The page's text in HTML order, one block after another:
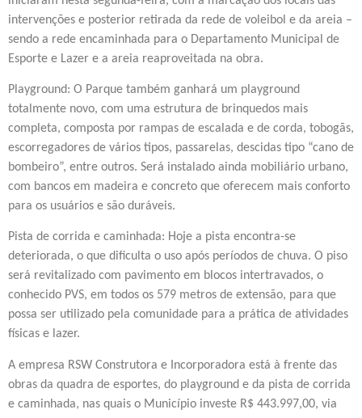
intervenções e posterior retirada da rede de voleibol e da areia –
sendo a rede encaminhada para o Departamento Municipal de
Esporte e Lazer e a areia reaproveitada na obra.
Playground: O Parque também ganhará um playground
totalmente novo, com uma estrutura de brinquedos mais
completa, composta por rampas de escalada e de corda, tobogãs,
escorregadores de vários tipos, passarelas, descidas tipo “cano de
bombeiro”, entre outros. Será instalado ainda mobiliário urbano,
com bancos em madeira e concreto que oferecem mais conforto
para os usuários e são duráveis.
Pista de corrida e caminhada: Hoje a pista encontra-se
deteriorada, o que dificulta o uso após períodos de chuva. O piso
será revitalizado com pavimento em blocos intertravados, o
conhecido PVS, em todos os 579 metros de extensão, para que
possa ser utilizado pela comunidade para a prática de atividades
físicas e lazer.
A empresa RSW Construtora e Incorporadora está à frente das
obras da quadra de esportes, do playground e da pista de corrida
e caminhada, nas quais o Município investe R$ 443.997,00, via